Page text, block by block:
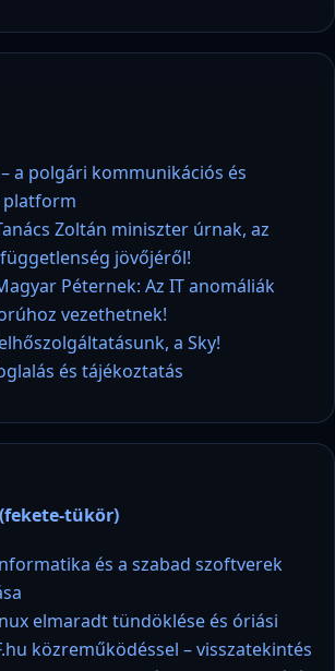
a polgári kommunikációs és
Zoltán miniszter úrnak, az
jövőjéről!
Péternek: Az IT anomáliák
vezethetnek!
a Sky!
és tájékoztatás
tükör)
és a szabad szoftverek
elmaradt tündöklése és óriási
közreműködéssel – visszatekintés